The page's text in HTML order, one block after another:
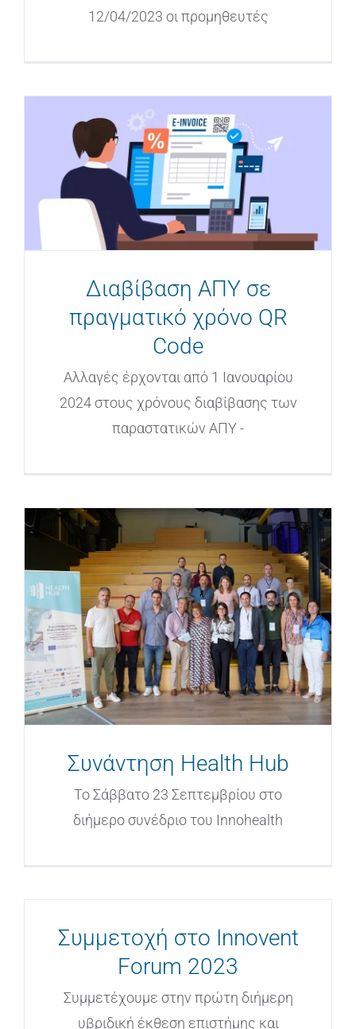
12/04/2023 οι προμηθευτές
Διαβίβαση ΑΠΥ σε
πραγματικό χρόνο QR
Code
Αλλαγές έρχονται από 1 Ιανουαρίου
2024 στους χρόνους διαβίβασης των
παραστατικών ΑΠΥ -
Συνάντηση Health Hub
Το Σάββατο 23 Σεπτεμβρίου στο
διήμερο συνέδριο του Innohealth
Συμμετοχή στο Innovent
Forum 2023
Συμμετέχουμε στην πρώτη διήμερη
υβριδική έκθεση επιστήμης και